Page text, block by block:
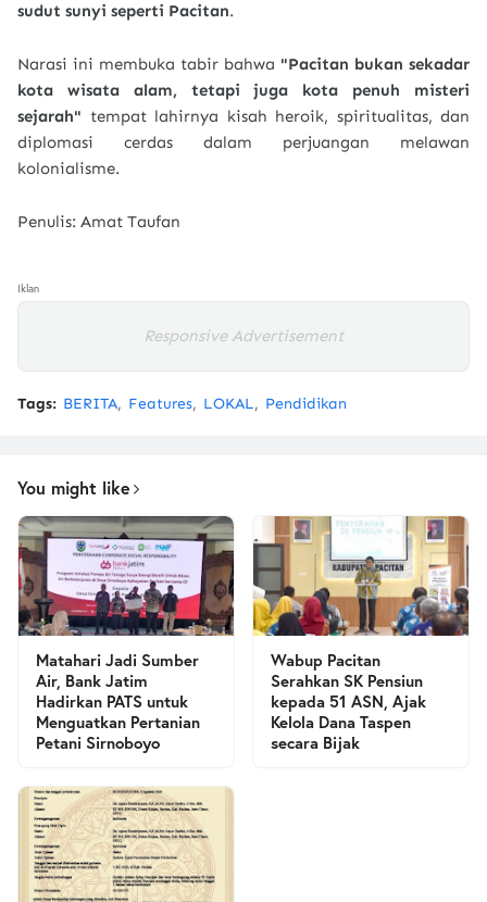
sudut sunyi seperti Pacitan.
Narasi ini membuka tabir bahwa "Pacitan bukan sekadar
kota wisata alam, tetapi juga kota penuh misteri
sejarah" tempat lahirnya kisah heroik, spiritualitas, dan
diplomasi cerdas dalam perjuangan melawan
kolonialisme.
Penulis: Amat Taufan
Iklan
Responsive Advertisement
Tags: BERITA Features LOKAL Pendidikan
You might like
Matahari Jadi Sumber
Air, Bank Jatim
Hadirkan PATS untuk
Menguatkan Pertanian
Petani Sirnoboyo
Wabup Pacitan
Serahkan SK Pensiun
kepada 51 ASN, Ajak
Kelola Dana Taspen
secara Bijak